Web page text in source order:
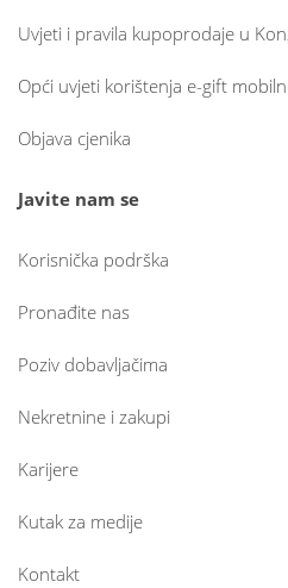
Uvjeti i pravila kupoprodaje u
Opći uvjeti korištenja e-gift
Objava cjenika
Javite nam se
Korisnička podrška
Pronađite nas
Poziv dobavljačima
Nekretnine i zakupi
Karijere
Kutak za medije
Kontakt